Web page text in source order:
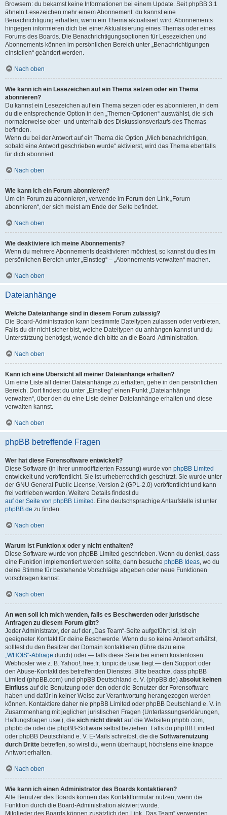
Browsern: du bekamst keine Informationen bei einem Update. Seit phpBB 3.1
ähneln Lesezeichen mehr einem Abonnement: du kannst eine
Benachrichtigung erhalten, wenn ein Thema aktualisiert wird. Abonnements
hingegen informieren dich bei einer Aktualisierung eines Themas oder eines
Forums des Boards. Die Benachrichtigungsoptionen für Lesezeichen und
Abonnements können im persönlichen Bereich unter „Benachrichtigungen
einstellen“ geändert werden.
Nach oben
Wie kann ich ein Lesezeichen auf ein Thema setzen oder ein Thema
abonnieren?
Du kannst ein Lesezeichen auf ein Thema setzen oder es abonnieren, in dem
du die entsprechende Option in den „Themen-Optionen“ auswählst, die sich
normalerweise ober- und unterhalb des Diskussionsverlaufs des Themas
befinden.
Wenn du bei der Antwort auf ein Thema die Option „Mich benachrichtigen,
sobald eine Antwort geschrieben wurde“ aktivierst, wird das Thema ebenfalls
für dich abonniert.
Nach oben
Wie kann ich ein Forum abonnieren?
Um ein Forum zu abonnieren, verwende im Forum den Link „Forum
abonnieren“, der sich meist am Ende der Seite befindet.
Nach oben
Wie deaktiviere ich meine Abonnements?
Wenn du mehrere Abonnements deaktivieren möchtest, so kannst du dies im
persönlichen Bereich unter „Einstieg“ – „Abonnements verwalten“ machen.
Nach oben
Dateianhänge
Welche Dateianhänge sind in diesem Forum zulässig?
Die Board-Administration kann bestimmte Dateitypen zulassen oder verbieten.
Falls du dir nicht sicher bist, welche Dateitypen du anhängen kannst und du
Unterstützung benötigst, wende dich bitte an die Board-Administration.
Nach oben
Kann ich eine Übersicht all meiner Dateianhänge erhalten?
Um eine Liste all deiner Dateianhänge zu erhalten, gehe in den persönlichen
Bereich. Dort findest du unter „Einstieg“ einen Punkt „Dateianhänge
verwalten“, über den du eine Liste deiner Dateianhänge erhalten und diese
verwalten kannst.
Nach oben
phpBB betreffende Fragen
Wer hat diese Forensoftware entwickelt?
Diese Software (in ihrer unmodifizierten Fassung) wurde von phpBB Limited
entwickelt und veröffentlicht. Sie ist urheberrechtlich geschützt. Sie wurde unter
der GNU General Public License, Version 2 (GPL-2.0) veröffentlicht und kann
frei vertrieben werden. Weitere Details findest du
auf der Seite von phpBB Limited . Eine deutschsprachige Anlaufstelle ist unter
phpBB.de zu finden.
Nach oben
Warum ist Funktion x oder y nicht enthalten?
Diese Software wurde von phpBB Limited geschrieben. Wenn du denkst, dass
eine Funktion implementiert werden sollte, dann besuche phpBB Ideas, wo du
deine Stimme für bestehende Vorschläge abgeben oder neue Funktionen
vorschlagen kannst.
Nach oben
An wen soll ich mich wenden, falls es Beschwerden oder juristische
Anfragen zu diesem Forum gibt?
Jeder Administrator, der auf der „Das Team“-Seite aufgeführt ist, ist ein
geeigneter Kontakt für deine Beschwerde. Wenn du so keine Antwort erhältst,
solltest du den Besitzer der Domain kontaktieren (führe dazu eine
„WHOIS“-Abfrage durch) oder — falls diese Seite bei einem kostenlosen
Webhoster wie z. B. Yahoo!, free.fr, funpic.de usw. liegt — den Support oder
den Abuse-Kontakt des betreffenden Dienstes. Bitte beachte, dass phpBB
Limited (phpBB.com) und phpBB Deutschland e. V. (phpBB.de) absolut keinen
Einfluss auf die Benutzung oder den oder die Benutzer der Forensoftware
haben und dafür in keiner Weise zur Verantwortung herangezogen werden
können. Kontaktiere daher nie phpBB Limited oder phpBB Deutschland e. V. in
Zusammenhang mit jeglichen juristischen Fragen (Unterlassungserklärungen,
Haftungsfragen usw.), die sich nicht direkt auf die Websiten phpbb.com,
phpbb.de oder die phpBB-Software selbst beziehen. Falls du phpBB Limited
oder phpBB Deutschland e. V. E-Mails schreibst, die die Softwarenutzung
durch Dritte betreffen, so wirst du, wenn überhaupt, höchstens eine knappe
Antwort erhalten.
Nach oben
Wie kann ich einen Administrator des Boards kontaktieren?
Alle Benutzer des Boards können das Kontaktformular nutzen, wenn die
Funktion durch die Board-Administration aktiviert wurde.
Mitglieder des Boards können zusätzlich den Link „Das Team“ verwenden.